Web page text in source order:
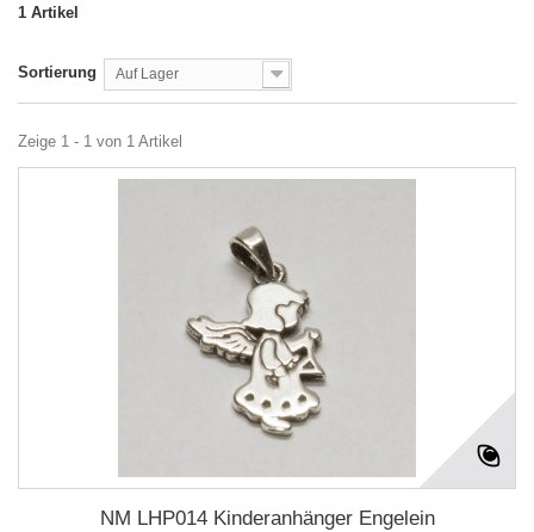
1 Artikel
Sortierung Auf Lager
Zeige 1 - 1 von 1 Artikel
NM LHP014 Kinderanhänger Engelein